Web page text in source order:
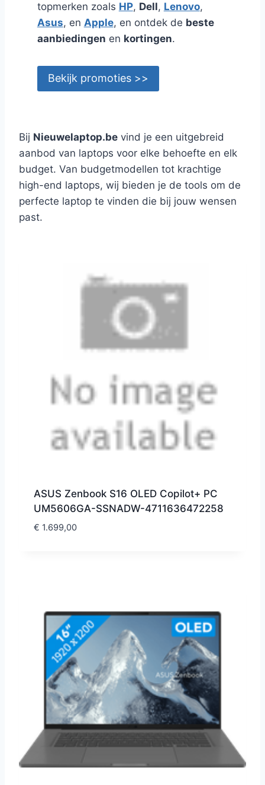
topmerken zoals HP, Dell, Lenovo,
Asus, en Apple, en ontdek de beste
aanbiedingen en kortingen.
Bekijk promoties >>
Bij Nieuwelaptop.be vind je een uitgebreid
aanbod van laptops voor elke behoefte en elk
budget. Van budgetmodellen tot krachtige
high-end laptops, wij bieden je de tools om de
perfecte laptop te vinden die bij jouw wensen
past.
ASUS Zenbook S16 OLED Copilot+ PC
UM5606GA-SSNADW-4711636472258
€ 1.699,00